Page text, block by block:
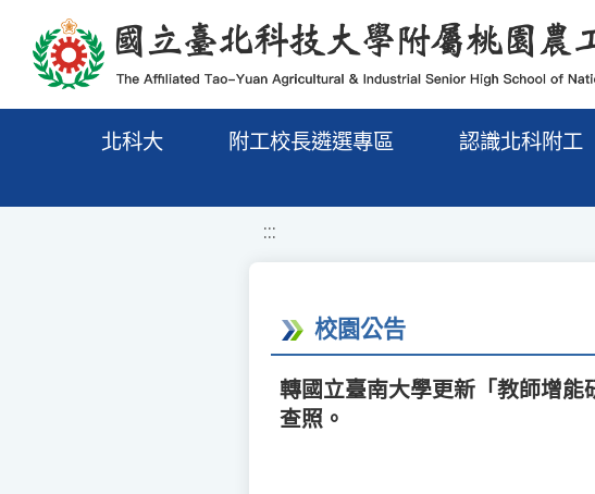
移至網頁之主要內容區位置
北科大 附工校長遴選專區 認識北科附工
:::
校園公告
轉國立臺南大學更新「教師增
查照。